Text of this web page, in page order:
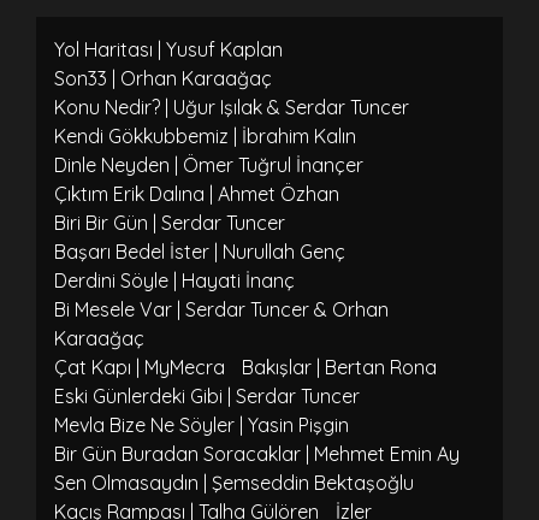
Yol Haritası | Yusuf Kaplan
Son33 | Orhan Karaağaç
Konu Nedir? | Uğur Işılak & Serdar Tuncer
Kendi Gökkubbemiz | İbrahim Kalın
Dinle Neyden | Ömer Tuğrul İnançer
Çıktım Erik Dalına | Ahmet Özhan
Biri Bir Gün | Serdar Tuncer
Başarı Bedel İster | Nurullah Genç
Derdini Söyle | Hayati İnanç
Bi Mesele Var | Serdar Tuncer & Orhan
Karaağaç
Çat Kapı | MyMecra
Bakışlar | Bertan Rona
Eski Günlerdeki Gibi | Serdar Tuncer
Mevla Bize Ne Söyler | Yasin Pişgin
Bir Gün Buradan Soracaklar | Mehmet Emin Ay
Sen Olmasaydın | Şemseddin Bektaşoğlu
Kaçış Rampası | Talha Gülören
İzler